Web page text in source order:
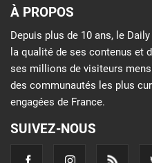
À PROPOS
Depuis plus de 10 ans, le
la qualité de ses contenus et
ses millions de visiteurs
des communautés les plus
engagées de France.
SUIVEZ-NOUS